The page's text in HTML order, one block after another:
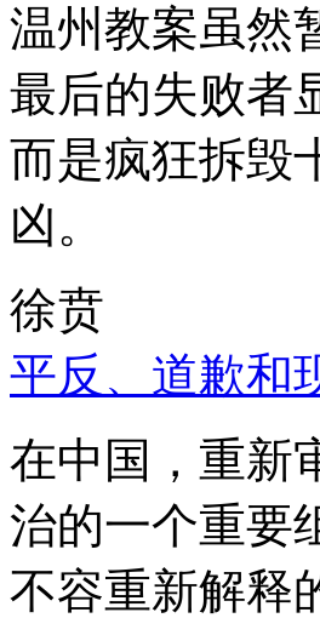
温州教案虽然
最后的失败者
而是疯狂拆毁
凶。
徐贲
平反、道歉和
在中国，重新
治的一个重要
不容重新解释